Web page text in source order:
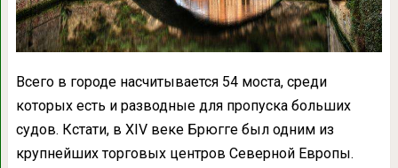
Всего в городе насчитывается 54 моста, среди
которых есть и разводные для пропуска больших
судов. Кстати, в XIV веке Брюгге был одним из
крупнейших торговых центров Северной Европы.